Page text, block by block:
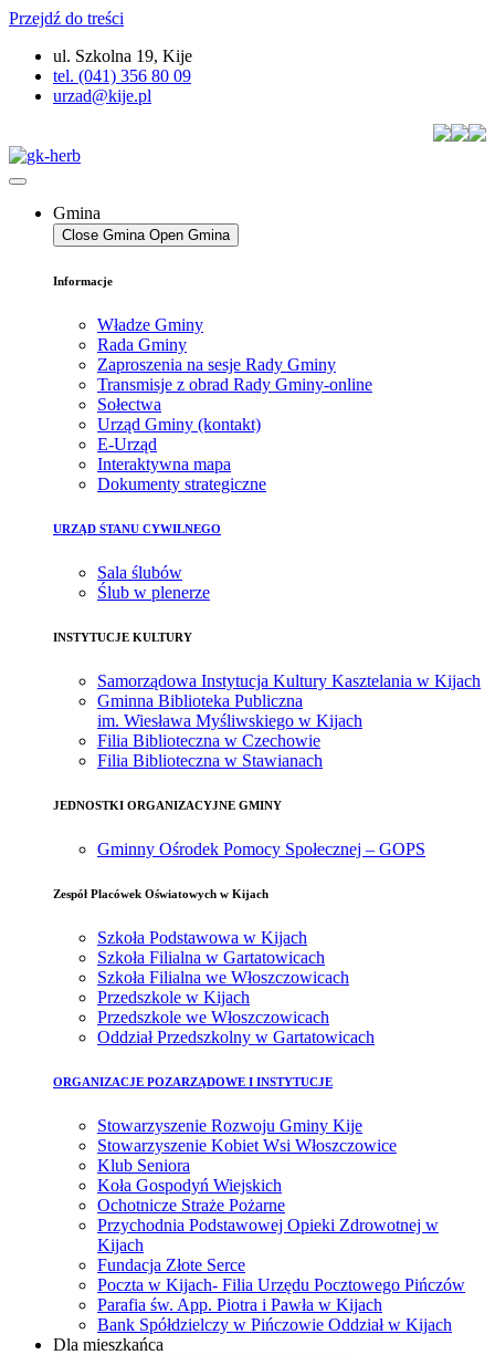
Przejdź do treści
ul. Szkolna 19, Kije
tel. (041) 356 80 09
urzad@kije.pl
Gmina
Close Gmina Open Gmina
Informacje
Władze Gminy
Rada Gminy
Zaproszenia na sesje Rady Gminy
Transmisje z obrad Rady Gminy-online
Sołectwa
Urząd Gminy (kontakt)
E-Urząd
Interaktywna mapa
Dokumenty strategiczne
URZĄD STANU CYWILNEGO
Sala ślubów
Ślub w plenerze
INSTYTUCJE KULTURY
Samorządowa Instytucja Kultury Kasztelania w Kijach
Gminna Biblioteka Publiczna
im. Wiesława Myśliwskiego w Kijach
Filia Biblioteczna w Czechowie
Filia Biblioteczna w Stawianach
JEDNOSTKI ORGANIZACYJNE GMINY
Gminny Ośrodek Pomocy Społecznej – GOPS
Zespół Placówek Oświatowych w Kijach
Szkoła Podstawowa w Kijach
Szkoła Filialna w Gartatowicach
Szkoła Filialna we Włoszczowicach
Przedszkole w Kijach
Przedszkole we Włoszczowicach
Oddział Przedszkolny w Gartatowicach
ORGANIZACJE POZARZĄDOWE I INSTYTUCJE
Stowarzyszenie Rozwoju Gminy Kije
Stowarzyszenie Kobiet Wsi Włoszczowice
Klub Seniora
Koła Gospodyń Wiejskich
Ochotnicze Straże Pożarne
Przychodnia Podstawowej Opieki Zdrowotnej w
Kijach
Fundacja Złote Serce
Poczta w Kijach- Filia Urzędu Pocztowego Pińczów
Parafia św. App. Piotra i Pawła w Kijach
Bank Spółdzielczy w Pińczowie Oddział w Kijach
Dla mieszkańca